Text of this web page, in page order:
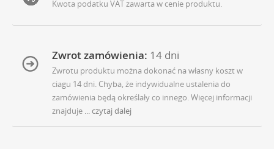
Kwota podatku VAT zawarta w cenie produktu.
Zwrot zamówienia: 14 dni
Zwrotu produktu można dokonać na własny koszt w
ciagu 14 dni. Chyba, że indywidualne ustalenia do
zamówienia będą określały co innego. Więcej informacji
znajduje ... czytaj dalej